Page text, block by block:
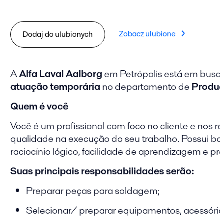
Dodaj do ulubionych Zobacz ulubione
AAlfa Laval Aalborgem Petrópolis está em
atuação temporária no departamento de
Quem é você
Você é um profissional com foco no cliente e
qualidade na execução do seu trabalho. Possui
raciocínio lógico, facilidade de aprendizagem e
Suas principais responsabilidades serão:
Preparar peças para soldagem;
Selecionar/ preparar equipamentos,